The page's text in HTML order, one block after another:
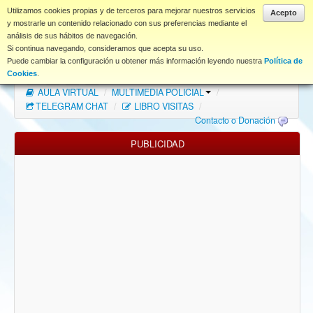
Acepto
Utilizamos cookies propias y de terceros para mejorar nuestros servicios
y mostrarle un contenido relacionado con sus preferencias mediante el
análisis de sus hábitos de navegación.
Si continua navegando, consideramos que acepta su uso.
Puede cambiar la configuración u obtener más información leyendo nuestra Política de
Cookies
www.coet.es
Portal
Índice Foros
FAQ
NORMAS FORO
Descargas
AULA VIRTUAL / MULTIMEDIA POLICIAL
/
TELEGRAM CHAT / LIBRO VISITAS /
Contacto o Donación
PUBLICIDAD